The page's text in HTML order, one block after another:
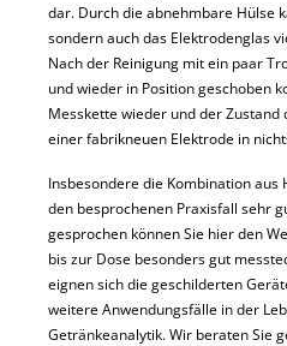
dar. Durch die abnehmbare Hülse
sondern auch das Elektrodenglas
Nach der Reinigung mit ein paar
und wieder in Position geschoben
Messkette wieder und der
einer fabrikneuen Elektrode in
Insbesondere die Kombination aus
den besprochenen Praxisfall sehr
gesprochen können Sie hier den
bis zur Dose besonders gut
eignen sich die geschilderten
weitere Anwendungsfälle in der
Getränkeanalytik. Wir beraten Sie